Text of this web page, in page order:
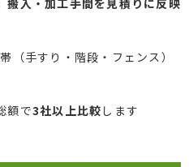
（手すり・階段・フェンス）
額で3社以上比較 します